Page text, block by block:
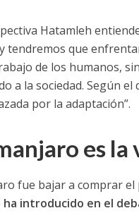
Hatamleh
tendremos que
de los humanos,
a la sociedad. Según
por la adaptación”.
es la
fue bajar a comprar el
ha introducido en el